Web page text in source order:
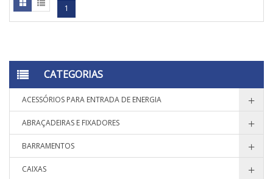
1
CATEGORIAS
ACESSÓRIOS PARA ENTRADA DE ENERGIA
ABRAÇADEIRAS E FIXADORES
BARRAMENTOS
CAIXAS